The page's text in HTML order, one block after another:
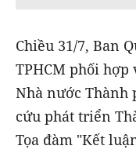
Chiều 31/7, Ban
TPHCM phối
Nhà nước Thành
cứu phát triển
Tọa đàm "Kết